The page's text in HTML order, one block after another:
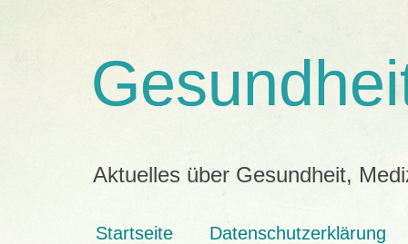
Aktuelles über Gesundheit,
Startseite Datenschutzerklärung